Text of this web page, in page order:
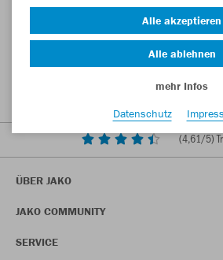
(4,61/5)
ÜBER JAKO
JAKO COMMUNITY
SERVICE
Alle akzeptieren
Alle ablehnen
mehr Infos
Datenschutz